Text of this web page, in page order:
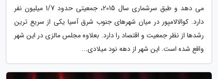
می دهد و طبق سرشماری سال 2015، جمعیتی حدود 1/7 میلیون نفر
دارد. کوالالامپور در میان شهرهای جنوب شرق آسیا یکی از سریع ترین
رشدها از نظر جمعیت و اقتصاد را دارد. بعلاوه مجلس مالزی در این شهر
واقع شده است. این شهر از دهه نود میلادی...